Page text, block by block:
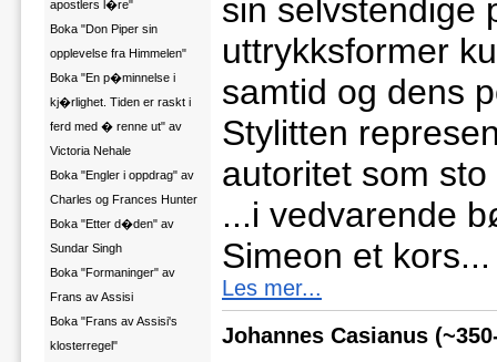
apostlers l�re"
Boka "Don Piper sin
opplevelse fra Himmelen"
Boka "En p�minnelse i
kj�rlighet. Tiden er raskt i
ferd med � renne ut" av
Victoria Nehale
Boka "Engler i oppdrag" av
Charles og Frances Hunter
Boka "Etter d�den" av
Sundar Singh
Boka "Formaninger" av
Frans av Assisi
Boka "Frans av Assisi's
klosterregel"
sin selvstendige
uttrykksformer
samtid og dens
Stylitten
autoritet som
...i vedvarende
Simeon et kors...
Les mer...
Johannes Casianus